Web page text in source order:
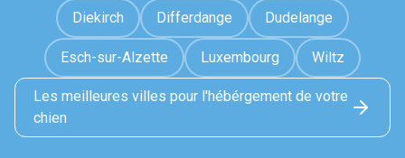
Diekirch Differdange Dudelange
Esch-sur-Alzette Luxembourg Wiltz
Les meilleures villes pour l'hébérgement de votre
chien